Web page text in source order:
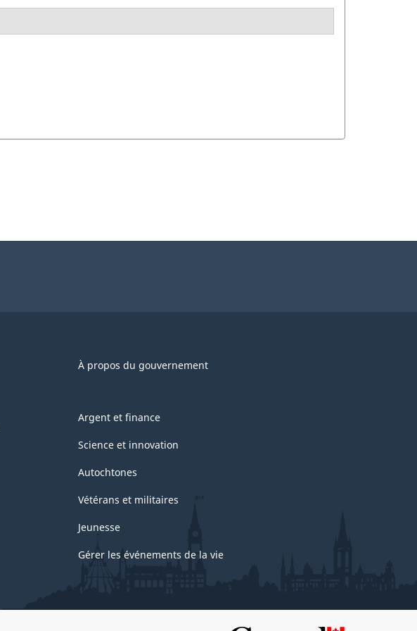
À propos du gouvernement
Argent et finance
Science et innovation
Autochtones
Vétérans et militaires
Jeunesse
Gérer les événements de la vie